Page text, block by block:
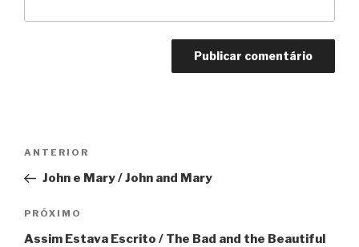
Post
Anterior
ANTERIOR
John e Mary / John and Mary
Próximo
PRÓXIMO
Assim Estava Escrito / The Bad and the Beautiful